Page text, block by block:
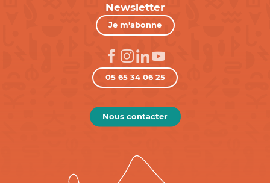
Newsletter
Je m'abonne
05 65 34 06 25
Nous contacter